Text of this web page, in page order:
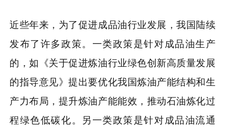
近些年来，为了促进成品油行业发展，我国陆续
发布了许多政策。一类政策是针对成品油生产
的，如《关于促进炼油行业绿色创新高质量发展
的指导意见》提出要优化我国炼油产能结构和生
产力布局，提升炼油产能能效，推动石油炼化过
程绿色低碳化。另一类政策是针对成品油流通